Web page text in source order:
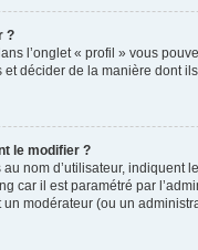
?
l’onglet « profil » vous
décider de la manière dont
le modifier ?
nom d’utilisateur,
car il est paramétré par
modérateur (ou un